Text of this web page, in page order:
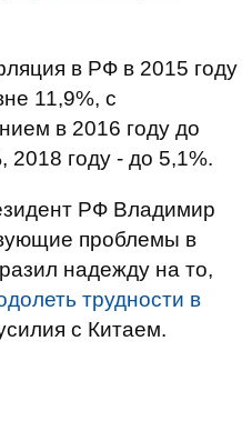
в РФ в 2015 году
11,9%, с
в 2016 году до
2018 году - до 5,1%.
РФ Владимир
проблемы в
надежду на то,
трудности в
с Китаем.